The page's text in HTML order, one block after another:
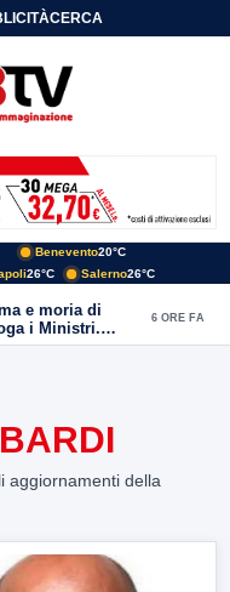
CERCA
Benevento20°C
26°C Salerno26°C
e moria di
i Ministri.
del
6 ORE FA
aggiornamenti della